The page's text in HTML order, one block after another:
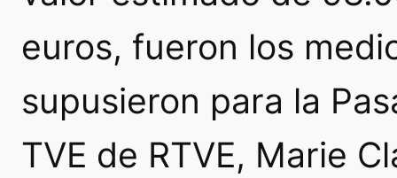
euros, fueron los
supusieron para la
TVE de RTVE, Marie